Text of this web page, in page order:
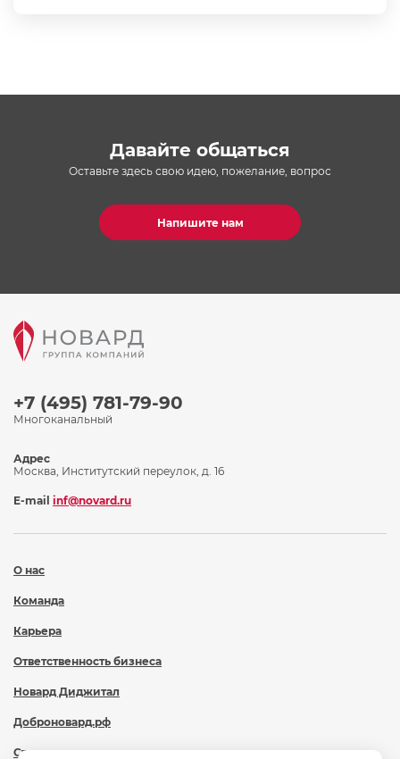
Давайте общаться
Оставьте здесь свою идею, пожелание, вопрос
Напишите нам
+7 (495) 781-79-90
Многоканальный
О нас
Команда
Карьера
Ответственность бизнеса
Новард Диджитал
Доброновард.рф
Статьи
Адрес
Москва, Институтский переулок, д. 16
E-mail inf@novard.ru